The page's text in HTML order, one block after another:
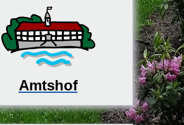
Amtshof